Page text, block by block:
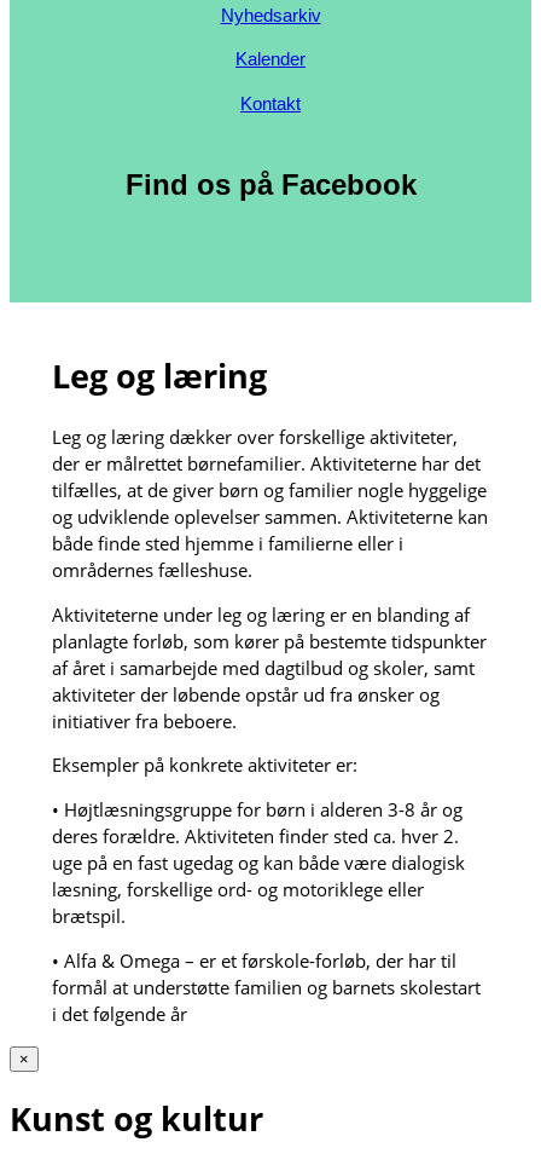
Nyhedsarkiv
Kalender
Kontakt
Find os på Facebook
Leg og læring
Leg og læring dækker over forskellige aktiviteter,
der er målrettet børnefamilier. Aktiviteterne har det
tilfælles, at de giver børn og familier nogle hyggelige
og udviklende oplevelser sammen. Aktiviteterne kan
både finde sted hjemme i familierne eller i
områdernes fælleshuse.
Aktiviteterne under leg og læring er en blanding af
planlagte forløb, som kører på bestemte tidspunkter
af året i samarbejde med dagtilbud og skoler, samt
aktiviteter der løbende opstår ud fra ønsker og
initiativer fra beboere.
Eksempler på konkrete aktiviteter er:
• Højtlæsningsgruppe for børn i alderen 3-8 år og
deres forældre. Aktiviteten finder sted ca. hver 2.
uge på en fast ugedag og kan både være dialogisk
læsning, forskellige ord- og motoriklege eller
brætspil.
• Alfa & Omega – er et førskole-forløb, der har til
formål at understøtte familien og barnets skolestart
i det følgende år
×
Kunst og kultur